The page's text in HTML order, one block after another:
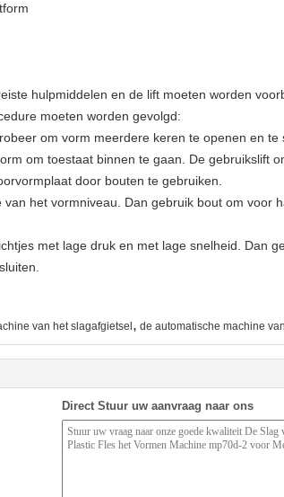
hulpmiddelen en de lift moeten worden
moeten worden gevolgd:
om vorm meerdere keren te openen en te
om toestaat binnen te gaan. De gebruikslift
door bouten te gebruiken.
het vormniveau. Dan gebruik bout om voor
met lage druk en met lage snelheid. Dan
van het slagafgietsel , de automatische machine
Direct Stuur uw aanvraag naar ons